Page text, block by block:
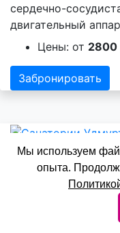
сердечно-
двигательный
Цены: от 2800
Забронировать
Санатории
Лечебный профиль
дыхания, зрение,
Мы используем
опыта.